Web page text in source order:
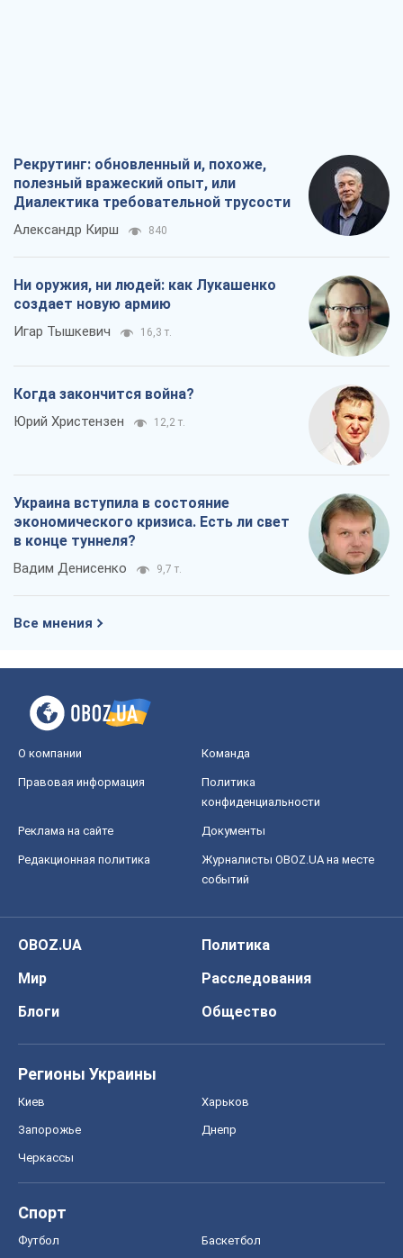
Рекрутинг: обновленный и, похоже,
полезный вражеский опыт, или
Диалектика требовательной трусости
Александр Кирш 840
Ни оружия, ни людей: как Лукашенко
создает новую армию
Игар Тышкевич 16,3 т.
Когда закончится война?
Юрий Христензен 12,2 т.
Украина вступила в состояние
экономического кризиса. Есть ли свет
в конце туннеля?
Вадим Денисенко 9,7 т.
Все мнения
О компании Команда
Правовая информация
Политика
конфиденциальности
Реклама на сайте Документы
Редакционная политика
Журналисты OBOZ.UA на месте
событий
OBOZ.UA
Политика
Мир
Расследования
Блоги
Общество
Регионы Украины
Киев Харьков
Запорожье Днепр
Черкассы
Спорт
Футбол Баскетбол